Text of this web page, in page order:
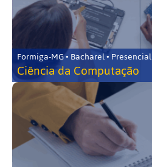
Formiga-MG • Bacharel • Presencial
Ciência da Computação